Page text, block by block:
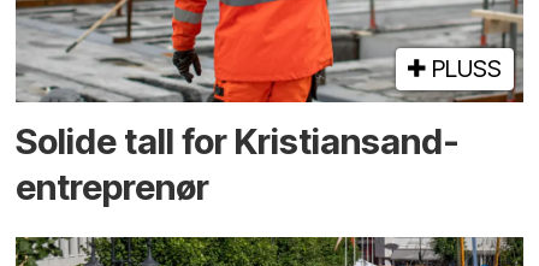
PLUSS
Solide tall for Kristiansand-
entreprenør